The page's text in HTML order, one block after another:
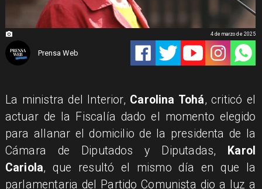
Prensa Web
4 de marzo de 2025
La ministra del Interior, Carolina Tohá, criticó el
actuar de la Fiscalía dado el momento elegido
para allanar el domicilio de la presidenta de la
Cámara de Diputados y Diputadas,
Karol
Cariola, que resultó el mismo día en que la
parlamentaria del Partido Comunista dio a luz a